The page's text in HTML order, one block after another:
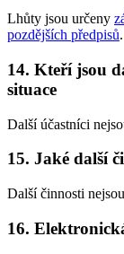
Lhůty jsou určeny
pozdějších předpisů.
14. Kteří jsou
situace
Další účastníci
15. Jaké další
Další činnosti
16.